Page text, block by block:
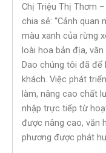
Chị Triệu Thị Thơm
chia sẻ: “Cảnh quan
màu xanh của rừng
loài hoa bản địa,
Dao chúng tôi đã để
khách. Việc phát
làm, nâng cao chất
nhập trực tiếp từ
được nâng cao, văn
phương được phát